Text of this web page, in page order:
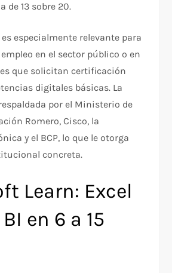
de 13 sobre 20.
especialmente relevante para
en el sector público o en
que solicitan certificación
digitales básicas. La
por el Ministerio de
Romero, Cisco, la
y el BCP, lo que le otorga
concreta.
Learn: Excel
en 6 a 15